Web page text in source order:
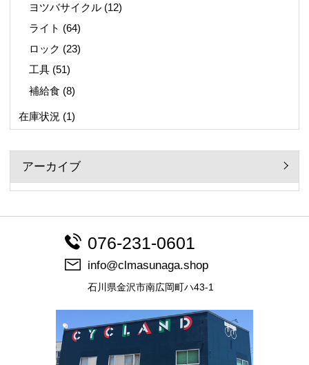
ヨツバサイクル (12)
ライト (64)
ロック (23)
工具 (51)
補給食 (8)
在庫状況 (1)
アーカイブ
076-231-0601
info@clmasunaga.shop
石川県金沢市南広岡町ハ43-1